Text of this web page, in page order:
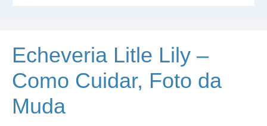
Echeveria Litle Lily –
Como Cuidar, Foto da
Muda